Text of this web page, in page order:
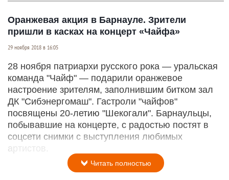
Оранжевая акция в Барнауле. Зрители
пришли в касках на концерт «Чайфа»
29 ноября 2018 в 16:05
28 ноября патриархи русского рока — уральская
команда "Чайф" — подарили оранжевое
настроение зрителям, заполнившим битком зал
ДК "Сибэнергомаш". Гастроли "чайфов"
посвящены 20-летию "Шекогали". Барнаульцы,
побывавшие на концерте, с радостью постят в
соцсети снимки с выступления любимых
артистов.
Читать полностью